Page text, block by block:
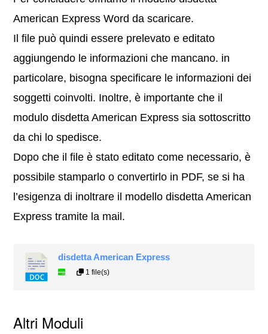
American Express Word da scaricare.
Il file può quindi essere prelevato e editato
aggiungendo le informazioni che mancano. in
particolare, bisogna specificare le informazioni dei
soggetti coinvolti. Inoltre, è importante che il
modulo disdetta American Express sia sottoscritto
da chi lo spedisce.
Dopo che il file è stato editato come necessario, è
possibile stamparlo o convertirlo in PDF, se si ha
l’esigenza di inoltrare il modello disdetta American
Express tramite la mail.
disdetta American Express
1 file(s)
Altri Moduli